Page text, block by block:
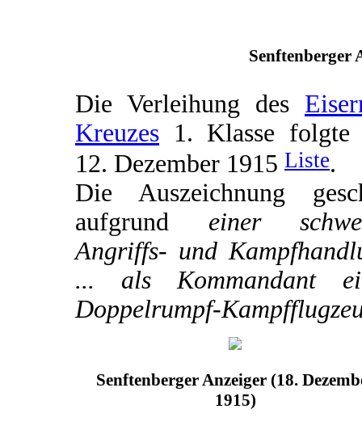
Senftenberger
Die Verleihung des
Kreuzes 1. Klasse folgte
12. Dezember 1915 Liste.
Die Auszeichnung
aufgrund einer
Angriffs- und
... als Kommandant
Doppelrumpf-
Senftenberger Anzeiger (18.
1915)